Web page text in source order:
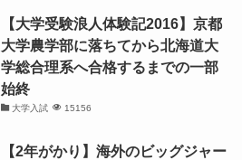
【大学受験浪人体験記2016】京都
大学農学部に落ちてから北海道大
学総合理系へ合格するまでの一部
始終
大学入試 15156
【2年がかり】海外のビッグジャー